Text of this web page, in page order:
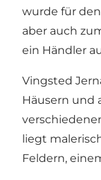
wurde für
aber auch
ein Händler
Vingsted
Häusern und
liegt
Feldern,